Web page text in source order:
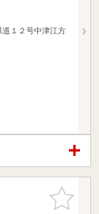
道１２号中津江方
お気に入
りに追加